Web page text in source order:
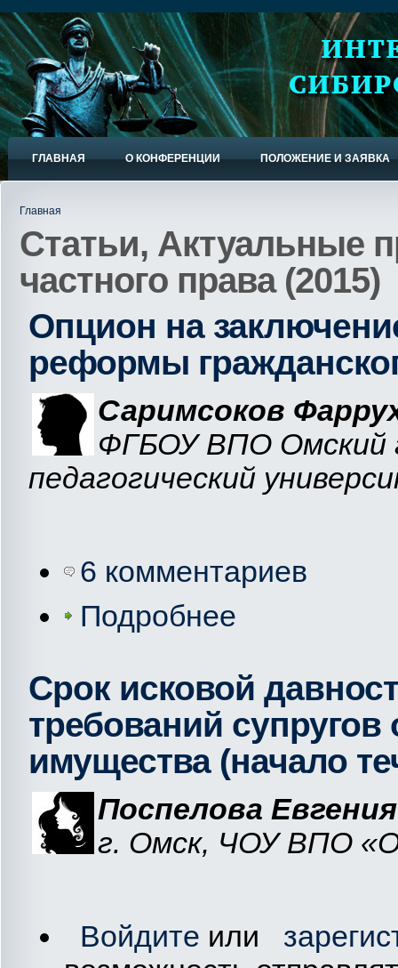
ГЛАВНАЯ О КОНФЕРЕНЦИИ ПОЛОЖЕНИЕ И ЗАЯВКА
Главная
Статьи, Актуальные
частного права (2015)
Опцион на
реформы
Саримсоков
ФГБОУ ВПО Омский
педагогический
6 комментариев
Подробнее
Срок исковой
требований
имущества (начало
Поспелова
г. Омск, ЧОУ ВПО
Войдите или